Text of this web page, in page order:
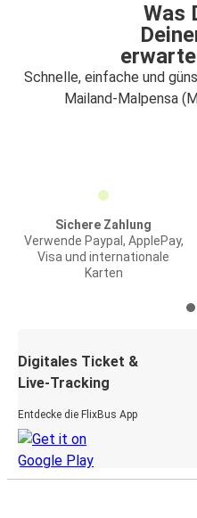
Was
Schnelle, einfache und
Mailand-Malpensa
Sichere Zahlung
Verwende Paypal, ApplePay,
Visa und internationale
Karten
Digitales Ticket &
Live-Tracking
Entdecke die FlixBus App